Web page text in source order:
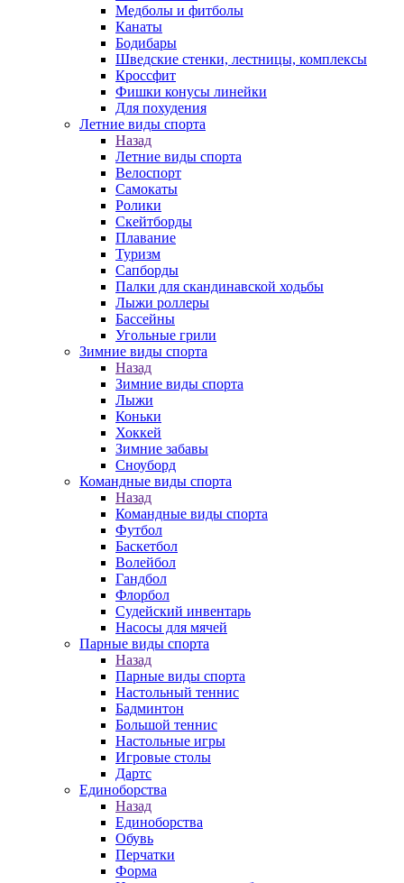
Медболы и фитболы
Канаты
Бодибары
Шведские стенки, лестницы, комплексы
Кроссфит
Фишки конусы линейки
Для похудения
Летние виды спорта
Назад
Летние виды спорта
Велоспорт
Самокаты
Ролики
Скейтборды
Плавание
Туризм
Сапборды
Палки для скандинавской ходьбы
Лыжи роллеры
Бассейны
Угольные грили
Зимние виды спорта
Назад
Зимние виды спорта
Лыжи
Коньки
Хоккей
Зимние забавы
Сноуборд
Командные виды спорта
Назад
Командные виды спорта
Футбол
Баскетбол
Волейбол
Гандбол
Флорбол
Судейский инвентарь
Насосы для мячей
Парные виды спорта
Назад
Парные виды спорта
Настольный теннис
Бадминтон
Большой теннис
Настольные игры
Игровые столы
Дартс
Единоборства
Назад
Единоборства
Обувь
Перчатки
Форма